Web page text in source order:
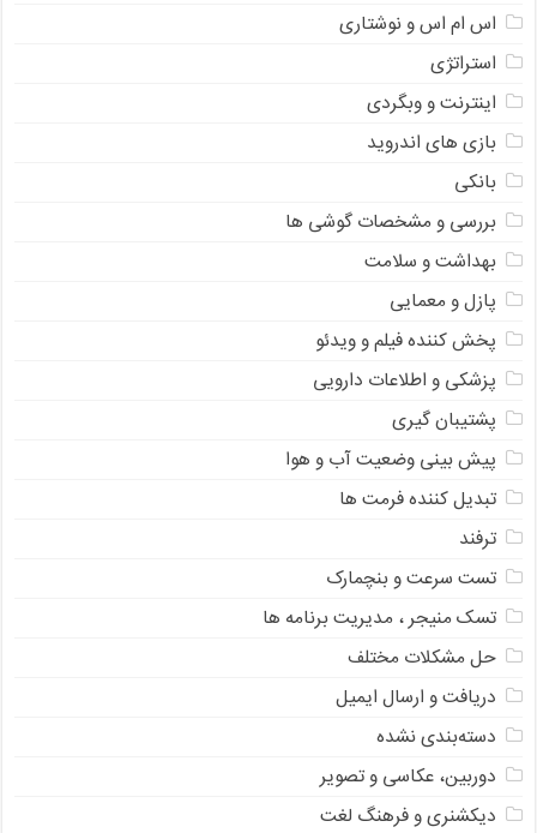
اس ام اس و نوشتاری
استراتژی
اینترنت و وبگردی
بازی های اندروید
بانکی
بررسی و مشخصات گوشی ها
بهداشت و سلامت
پازل و معمایی
پخش کننده فیلم و ویدئو
پزشکی و اطلاعات دارویی
پشتیبان گیری
پیش بینی وضعیت آب و هوا
تبدیل کننده فرمت ها
ترفند
تست سرعت و بنچمارک
تسک منیجر ، مدیریت برنامه ها
حل مشکلات مختلف
دریافت و ارسال ایمیل
دسته‌بندی نشده
دوربین، عکاسی و تصویر
دیکشنری و فرهنگ لغت